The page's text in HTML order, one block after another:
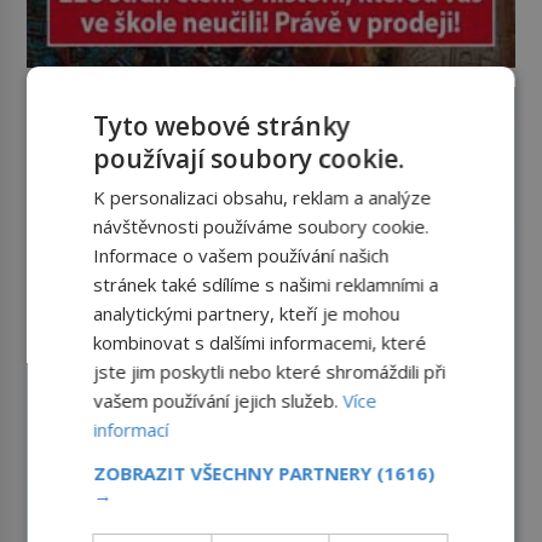
Tyto webové stránky
používají soubory cookie.
K personalizaci obsahu, reklam a analýze
návštěvnosti používáme soubory cookie.
Informace o vašem používání našich
stránek také sdílíme s našimi reklamními a
analytickými partnery, kteří je mohou
kombinovat s dalšími informacemi, které
jste jim poskytli nebo které shromáždili při
vašem používání jejich služeb.Více
informací
ZOBRAZIT VŠECHNY PARTNERY (1616)
→